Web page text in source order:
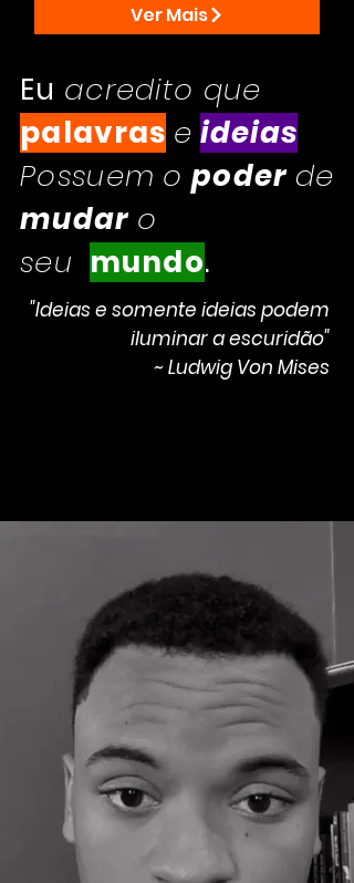
Ver Mais
Eu acredito que
palavras e ideias
Possuem o poder de
mudar o
seu mundo.
"Ideias e somente ideias podem
iluminar a escuridão"
~ Ludwig Von Mises